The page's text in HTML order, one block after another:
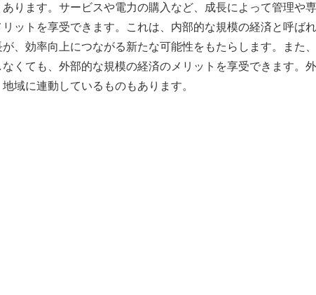
あります。サービスや電力の購入など、成長によって管理や
ットを享受できます。これは、内部的な規模の経済と呼ばれ
、効率向上につながる新たな可能性をもたらします。また
くても、外部的な規模の経済のメリットを享受できます。
域に連動しているものもあります。